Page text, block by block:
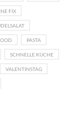
FIX
PASTA
SCHNELLE KÜCHE
VALENTINSTAG